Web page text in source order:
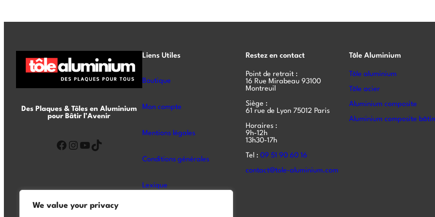
We value your privacy
Des Plaques & Tôles en Aluminium
pour Bâtir l’Avenir
Liens Utiles
Boutique
Mon compte
Mentions légales
Conditions générales
Lexique
Restez en contact
Point de retrait :
16 Rue Mirabeau 93100
Montreuil
Siège :
61 rue de Lyon 75012 Paris
Horaires :
9h-12h
13h30-17h
Tel : 09 51 90 60 16
contact@tole-aluminium.com
Tôle Aluminium
Tôle aluminium
Tôle acier
Aluminium composite
Aluminium composite